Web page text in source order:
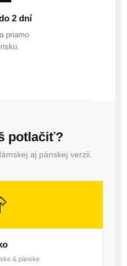
2 dní
priamo
potlačiť?
aj pánskej verzii.
& pánske